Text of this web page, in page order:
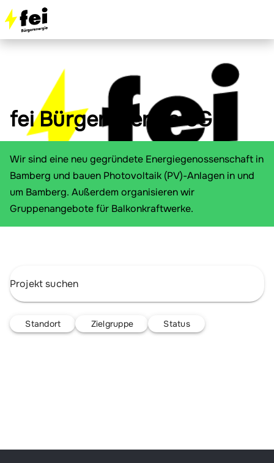
Wir sind eine neu gegründete Energiegenossenschaft in
Bamberg und bauen Photovoltaik (PV)-Anlagen in und
um Bamberg. Außerdem organisieren wir
Gruppenangebote für Balkonkraftwerke.
fei Bürgerenergie eG
Standort Zielgruppe Status